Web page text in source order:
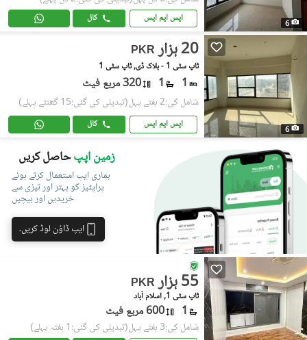
6 ایس ایم ایس کال
6
PKR 20 ہزار
ٹاپ سٹی 1 - بلاک ڈی, ٹاپ سٹی 1
1
1 320 مربع فیٹ
شامل کی:2 ہفتے پہل (تبدیلی کی گئی:15 گھنٹے پہلے)
ایس ایم ایس کال
زمین اپپحاصل کریں
ہماری ایپ استعمال کرتے ہوئے
پراپٹیز کو بہتر اور تیزی سے
خریدیں اور بیچیں
ایپ ڈاؤن لوڈ کریں۔
PKR 55 ہزار
ٹاپ سٹی 1, اسلام آباد
1 600 مربع فیٹ
شامل کی:3 ہفتے پہل (تبدیلی کی گئی:1 ہفتہ پہلے)